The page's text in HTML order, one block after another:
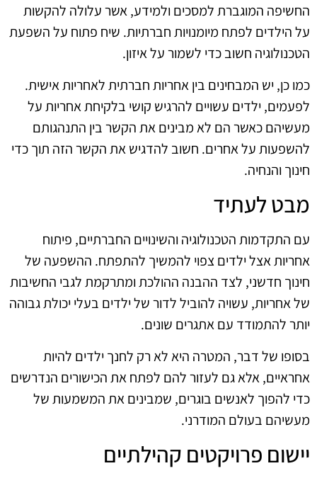
החשיפה המוגברת למסכים ולמידע, אשר עלולה להקשות
על הילדים לפתח מיומנויות חברתיות. שיח פתוח על השפעת
הטכנולוגיה חשוב כדי לשמור על איזון.
כמו כן, יש המבחינים בין אחריות חברתית לאחריות אישית.
לפעמים, ילדים עשויים להרגיש קושי בלקיחת אחריות על
מעשיהם כאשר הם לא מבינים את הקשר בין התנהגותם
להשפעות על אחרים. חשוב להדגיש את הקשר הזה תוך כדי
חינוך והנחיה.
מבט לעתיד
עם התקדמות הטכנולוגיה והשינויים החברתיים, פיתוח
אחריות אצל ילדים צפוי להמשיך להתפתח. ההשפעה של
חינוך חדשני, לצד ההבנה ההולכת ומתרקמת לגבי החשיבות
של אחריות, עשויה להוביל לדור של ילדים בעלי יכולת גבוהה
יותר להתמודד עם אתגרים שונים.
בסופו של דבר, המטרה היא לא רק לחנך ילדים להיות
אחראיים, אלא גם לעזור להם לפתח את הכישורים הנדרשים
כדי להפוך לאנשים בוגרים, שמבינים את המשמעות של
מעשיהם בעולם המודרני.
יישום פרויקטים קהילתיים